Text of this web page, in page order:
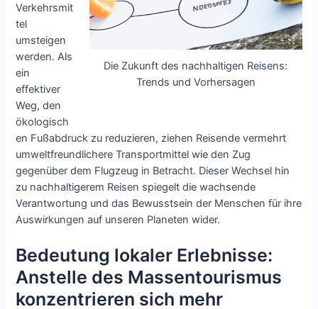
Die Zukunft des nachhaltigen Reisens:
Trends und Vorhersagen
Verkehrsmit
tel
umsteigen
werden. Als
ein
effektiver
Weg, den
ökologisch
en Fußabdruck zu reduzieren, ziehen Reisende vermehrt
umweltfreundlichere Transportmittel wie den Zug
gegenüber dem Flugzeug in Betracht. Dieser Wechsel hin
zu nachhaltigerem Reisen spiegelt die wachsende
Verantwortung und das Bewusstsein der Menschen für ihre
Auswirkungen auf unseren Planeten wider.
Bedeutung lokaler Erlebnisse:
Anstelle des Massentourismus
konzentrieren sich mehr